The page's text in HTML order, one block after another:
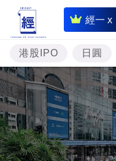
經一 x
即
時
財
經
專
題
投
資
港股IPO 日圓